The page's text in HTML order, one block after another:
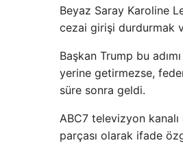
Beyaz Saray Karoline
cezai girişi durdurmak
Başkan Trump bu
yerine getirmezse,
süre sonra geldi.
ABC7 televizyon kanalı
parçası olarak ifade